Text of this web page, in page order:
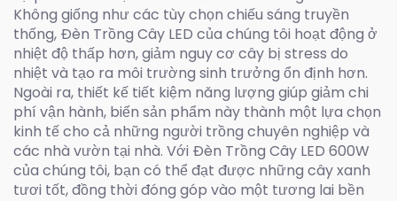
Không giống như các tùy chọn chiếu sáng truyền
thống, Đèn Trồng Cây LED của chúng tôi hoạt động ở
nhiệt độ thấp hơn, giảm nguy cơ cây bị stress do
nhiệt và tạo ra môi trường sinh trưởng ổn định hơn.
Ngoài ra, thiết kế tiết kiệm năng lượng giúp giảm chi
phí vận hành, biến sản phẩm này thành một lựa chọn
kinh tế cho cả những người trồng chuyên nghiệp và
các nhà vườn tại nhà. Với Đèn Trồng Cây LED 600W
của chúng tôi, bạn có thể đạt được những cây xanh
tươi tốt, đồng thời đóng góp vào một tương lai bền